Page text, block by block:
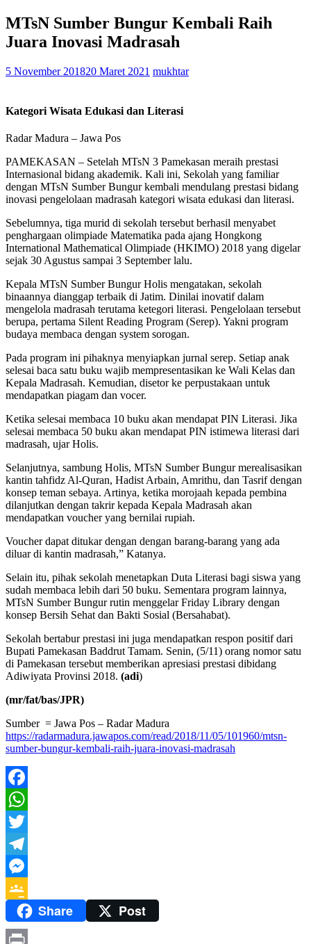
MTsN Sumber Bungur Kembali Raih
Juara Inovasi Madrasah
5 November 201820 Maret 2021 mukhtar
Kategori Wisata Edukasi dan Literasi
Radar Madura – Jawa Pos
PAMEKASAN – Setelah MTsN 3 Pamekasan meraih prestasi
Internasional bidang akademik. Kali ini, Sekolah yang familiar
dengan MTsN Sumber Bungur kembali mendulang prestasi bidang
inovasi pengelolaan madrasah kategori wisata edukasi dan literasi.
Sebelumnya, tiga murid di sekolah tersebut berhasil menyabet
penghargaan olimpiade Matematika pada ajang Hongkong
International Mathematical Olimpiade (HKIMO) 2018 yang digelar
sejak 30 Agustus sampai 3 September lalu.
Kepala MTsN Sumber Bungur Holis mengatakan, sekolah
binaannya dianggap terbaik di Jatim. Dinilai inovatif dalam
mengelola madrasah terutama ketegori literasi. Pengelolaan tersebut
berupa, pertama Silent Reading Program (Serep). Yakni program
budaya membaca dengan system sorogan.
Pada program ini pihaknya menyiapkan jurnal serep. Setiap anak
selesai baca satu buku wajib mempresentasikan ke Wali Kelas dan
Kepala Madrasah. Kemudian, disetor ke perpustakaan untuk
mendapatkan piagam dan vocer.
Ketika selesai membaca 10 buku akan mendapat PIN Literasi. Jika
selesai membaca 50 buku akan mendapat PIN istimewa literasi dari
madrasah, ujar Holis.
Selanjutnya, sambung Holis, MTsN Sumber Bungur merealisasikan
kantin tahfidz Al-Quran, Hadist Arbain, Amrithu, dan Tasrif dengan
konsep teman sebaya. Artinya, ketika morojaah kepada pembina
dilanjutkan dengan takrir kepada Kepala Madrasah akan
mendapatkan voucher yang bernilai rupiah.
Voucher dapat ditukar dengan dengan barang-barang yang ada
diluar di kantin madrasah,” Katanya.
Selain itu, pihak sekolah menetapkan Duta Literasi bagi siswa yang
sudah membaca lebih dari 50 buku. Sementara program lainnya,
MTsN Sumber Bungur rutin menggelar Friday Library dengan
konsep Bersih Sehat dan Bakti Sosial (Bersahabat).
Sekolah bertabur prestasi ini juga mendapatkan respon positif dari
Bupati Pamekasan Baddrut Tamam. Senin, (5/11) orang nomor satu
di Pamekasan tersebut memberikan apresiasi prestasi dibidang
Adiwiyata Provinsi 2018. (adi)
(mr/fat/bas/JPR)
Sumber = Jawa Pos – Radar Madura
https://radarmadura.jawapos.com/read/2018/11/05/101960/mtsn-
sumber-bungur-kembali-raih-juara-inovasi-madrasah
Facebook
WhatsApp
Twitter
Telegram
Messenger
Google
Classroom
Share Post